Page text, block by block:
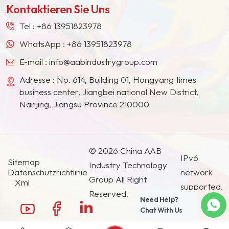
und kontrollierbare
Partikelgrößenverteilung.
Südostasien, Japan, Südkorea und anderen
Ländern und Regionen geworden.
Kontaktieren Sie Uns
Tel : +86 13951823978
WhatsApp : +86 13951823978
E-mail : info@aabindustrygroup.com
Adresse : No. 614, Building 01, Hongyang times
business center, Jiangbei national New District,
Nanjing, Jiangsu Province 210000
Sitemap
Datenschutzrichtlinie
Xml
© 2026 China AAB
Industry Technology
Group All Right
Reserved.
IPv6
network
supported.
Need Help?
Chat With Us